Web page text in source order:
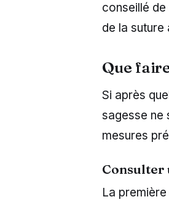
conseillé
de la suture
Que
Si après
sagesse ne
mesures
Consulter
La